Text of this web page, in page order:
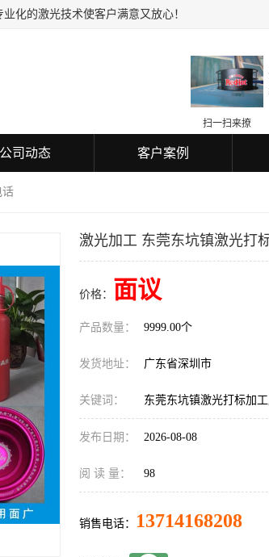
化的激光技术使客户满意又放心！
扫一扫来撩
公司动态 客户案例
话
激光加工 东莞东坑镇激光打
价格： 面议
产品数量： 9999.00个
发货地址： 广东省深圳市
关键词： 东莞东坑镇激光打标加
发布日期： 2026-08-08
阅 读 量： 98
销售电话： 13714168208